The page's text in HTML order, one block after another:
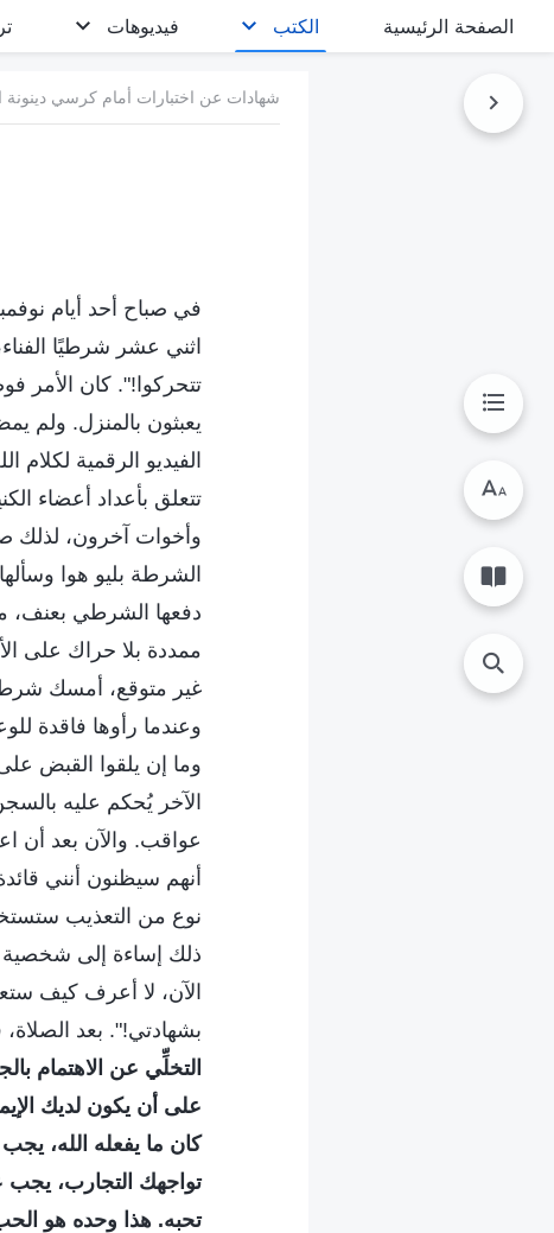
الصفحة الرئيسية الكتب فيديوهات
شهادات عن اختبارات أمام كرسي دينونة
اثني عشر شرطيًا
تتحركوا!". كان الأمر
يعبثون بالمنزل.
الفيديو الرقمية
تتعلق بأعداد أعضاء
وأخوات آخرون، لذلك
الشرطة بليو هوا
دفعها الشرطي بعنف،
ممددة بلا حراك على
غير متوقع، أمسك
وعندما رأوها فاقدة
وما إن يلقوا القبض
الآخر يُحكم عليه
عواقب. والآن بعد أن
أنهم سيظنون أنني
نوع من التعذيب
ذلك إساءة إلى شخصية
الآن، لا أعرف كيف
بشهادتي!". بعد
التخلِّي عن الاهتمام
على أن يكون لديك
كان ما يفعله الله،
تواجهك التجارب،
تحبه. هذا وحده هو الحب